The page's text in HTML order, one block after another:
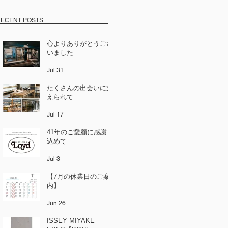
POSTS
心よりありがとうござ
いました
Jul 31
たくさんの出会いに支
えられて
Jul 17
41年のご愛顧に感謝を
込めて
Jul 3
【7月の休業日のご案
内】
Jun 26
ISSEY MIYAKE